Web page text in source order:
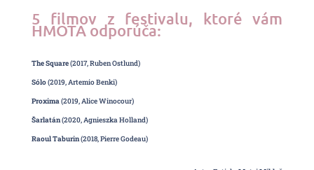
5 filmov z festivalu, ktoré vám
HMOTA odporúča:
The Square(2017, Ruben Ostlund)
Sólo(2019, Artemio Benki)
Proxima (2019, Alice Winocour)
Šarlatán(2020, Agnieszka Holland)
Raoul Taburin(2018, Pierre Godeau)